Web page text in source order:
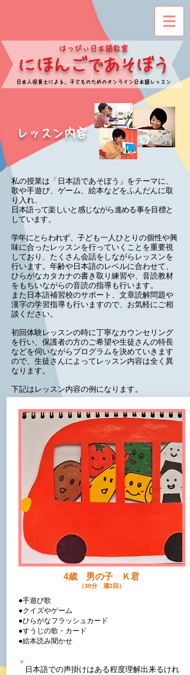
​日本人保育士による、子どものためのオンライン日本語レッスン
​にほんごであそぼう
​はっぴぃ日本語教室
レッスン内容
私の授業は「日本語であそぼう」をテーマに、
歌や手遊び、ゲーム、絵本などをふんだんに取
り入れ、
日 本語って楽しいと感じながら進める事を目標と
しています。
学年にとらわれず、子ども一人ひとりの個性や興
味に合ったレッスンを行っていくことを重要視
しており、たくさん会話をしながらレッスンを
行います。年齢や日本語のレベルに合わせて、
ひらがなカタカナの書き取り練習や、音読教材
をもちいながらの音読の指導も行います。
また日本語補習校のサポート、文章読解問題や
漢字の学習指導も行いますので、お気軽にご相
談ください。
初回体験レッスンの時に丁寧なカウンセリング
を行い、保護者の方のご希望や生徒さんの特長
などを伺いながらプログラムを決めていきます
ので、生徒さんによってレッスン内容は全く異
なります。
下記はレッスン内容の例になります。
​4歳 男の子 Ｋ君
（30分 週2回）
●手遊び歌
●クイズやゲーム
●ひらがなフラッシュカード
​●すうじの歌・カード
●絵本読み聞かせ
日本語での声掛けはある程度理解出来るけれ